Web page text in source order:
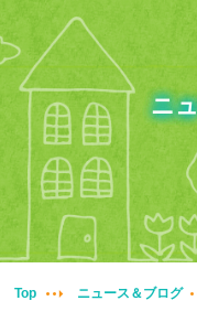
アクセス
メニュー・料金表
産後骨盤矯正
妊婦整体
ニ
Top ニュース＆ブログ